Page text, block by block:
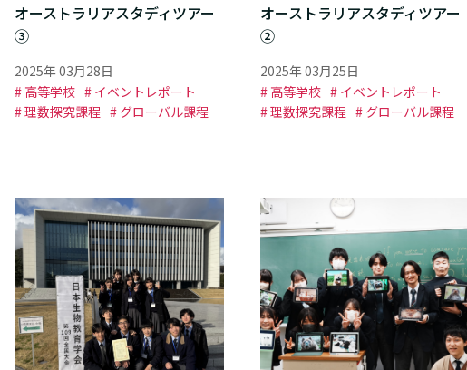
オーストラリアスタディツアー
③
2025年 03月28日
# 高等学校 # イベントレポート
# 理数探究課程 # グローバル課程
オーストラリアスタディツアー
②
2025年 03月25日
# 高等学校 # イベントレポート
# 理数探究課程 # グローバル課程